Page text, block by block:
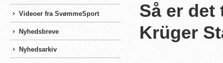
Videoer fra SvømmeSport
Nyhedsbreve
Nyhedsarkiv
Så er
Krüger